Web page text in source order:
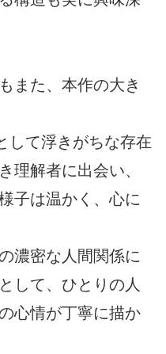
また、本作の大き
して浮きがちな存在
理解者に出会い、
子は温かく、心に
濃密な人間関係に
して、ひとりの人
心情が丁寧に描か